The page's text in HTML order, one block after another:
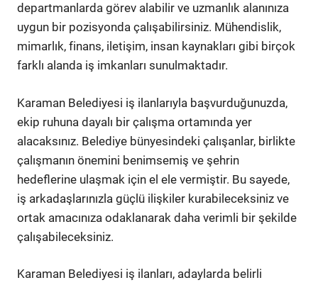
departmanlarda görev alabilir ve uzmanlık alanınıza
uygun bir pozisyonda çalışabilirsiniz. Mühendislik,
mimarlık, finans, iletişim, insan kaynakları gibi birçok
farklı alanda iş imkanları sunulmaktadır.
Karaman Belediyesi iş ilanlarıyla başvurduğunuzda,
ekip ruhuna dayalı bir çalışma ortamında yer
alacaksınız. Belediye bünyesindeki çalışanlar, birlikte
çalışmanın önemini benimsemiş ve şehrin
hedeflerine ulaşmak için el ele vermiştir. Bu sayede,
iş arkadaşlarınızla güçlü ilişkiler kurabileceksiniz ve
ortak amacınıza odaklanarak daha verimli bir şekilde
çalışabileceksiniz.
Karaman Belediyesi iş ilanları, adaylarda belirli